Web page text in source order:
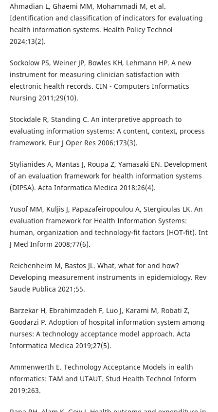
Ahmadian L, Ghaemi MM, Mohammadi M, et al.
Identification and classification of indicators for evaluating
health information systems. Health Policy Technol
2024;13(2).
Sockolow PS, Weiner JP, Bowles KH, Lehmann HP. A new
instrument for measuring clinician satisfaction with
electronic health records. CIN - Computers Informatics
Nursing 2011;29(10).
Stockdale R, Standing C. An interpretive approach to
evaluating information systems: A content, context, process
framework. Eur J Oper Res 2006;173(3).
Stylianides A, Mantas J, Roupa Z, Yamasaki EN. Development
of an evaluation framework for health information systems
(DIPSA). Acta Informatica Medica 2018;26(4).
Yusof MM, Kuljis J, Papazafeiropoulou A, Stergioulas LK. An
evaluation framework for Health Information Systems:
human, organization and technology-fit factors (HOT-fit). Int
J Med Inform 2008;77(6).
Reichenheim M, Bastos JL. What, what for and how?
Developing measurement instruments in epidemiology. Rev
Saude Publica 2021;55.
Barzekar H, Ebrahimzadeh F, Luo J, Karami M, Robati Z,
Goodarzi P. Adoption of hospital information system among
nurses: A technology acceptance model approach. Acta
Informatica Medica 2019;27(5).
Ammenwerth E. Technology Acceptance Models in ealth
nformatics: TAM and UTAUT. Stud Health Technol Inform
2019;263.